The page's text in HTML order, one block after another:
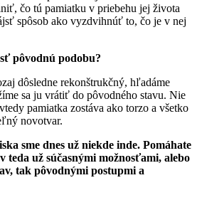
čo tú pamiatku v priebehu jej života
spôsob ako vyzdvihnúť to, čo je v nej
pôvodnú podobu?
dôsledne rekonštrukčný, hľadáme
sa ju vrátiť do pôvodného stavu. Nie
pamiatka zostáva ako torzo a všetko
novotvar.
sme dnes už niekde inde. Pomáhate
teda už súčasnými možnosťami, alebo
tak pôvodnými postupmi a